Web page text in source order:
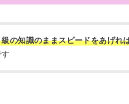
級の知識のままスピードをあげれ
す